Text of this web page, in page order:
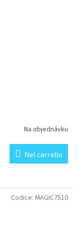
Na objednávku
Nel carrello
Codice: MAGIC7510